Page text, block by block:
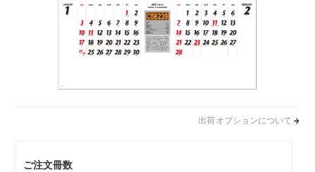
出荷オプションについて
ご注文冊数